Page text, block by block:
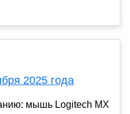
2025 года
мышь Logitech MX